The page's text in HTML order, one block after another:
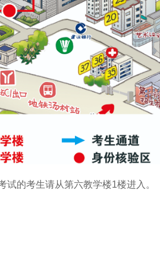
的考生请从第六教学楼1楼进入。